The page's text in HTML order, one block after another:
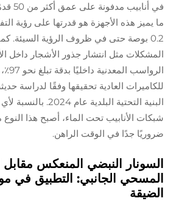
في
ما يميز هذه الأجهزة هو قدرتها على رؤية
0.2 بوصة حتى في ظروف الرؤية السيئة.
المشكلات مثل انتشار جذور الأشجار داخل
للكاميرات العادية تحقيقها وفقًا لدراسة
البنية التحتية البلدية
شبكات الأنابيب تحت الماء، أصبح هذا النوع
ضروريًا جدًا في الوقت الراهن.
السونار النبضي المنعكس مقابل
المسحي الجانبي: التطبيق في
الضيقة